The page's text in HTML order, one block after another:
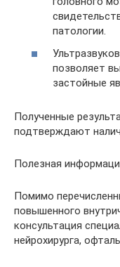
патологии.
позволяет
застойные
Полученные
подтверждают
Полезная
Помимо
повышенного
консультация
нейрохирурга,